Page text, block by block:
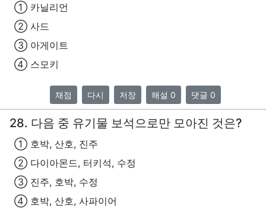
① 카닐리언
② 사드
③ 아게이트
④ 스모키
채점 다시 저장 해설 0 댓글 0
28. 다음 중 유기물 보석으로만 모아진 것은?
① 호박, 산호, 진주
② 다이아몬드, 터키석, 수정
③ 진주, 호박, 수정
④ 호박, 산호, 사파이어